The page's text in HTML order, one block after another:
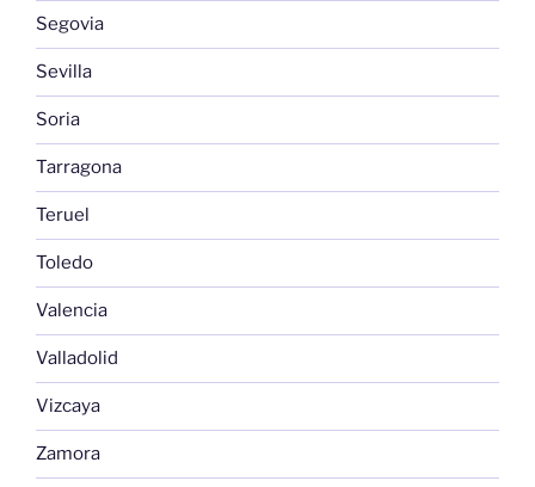
Segovia
Sevilla
Soria
Tarragona
Teruel
Toledo
Valencia
Valladolid
Vizcaya
Zamora